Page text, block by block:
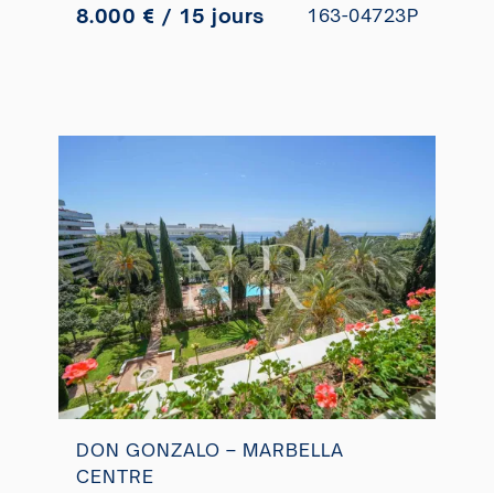
8.000 € / 15 jours 163-04723P
DON GONZALO – MARBELLA
CENTRE